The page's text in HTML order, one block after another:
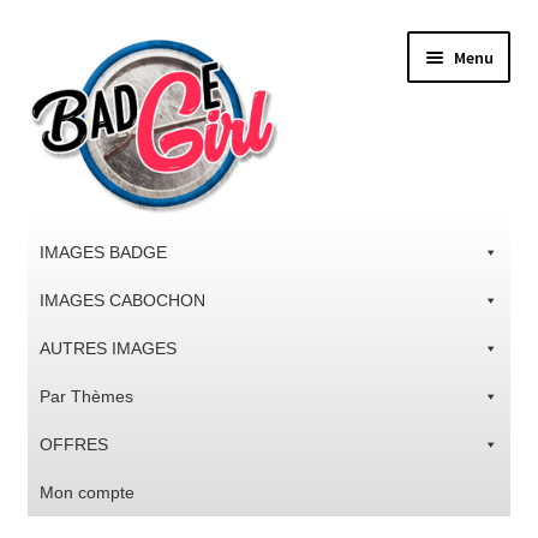
la
navigation
contenu
Menu
IMAGES BADGE
IMAGES CABOCHON
AUTRES IMAGES
Par Thèmes
OFFRES
Mon compte